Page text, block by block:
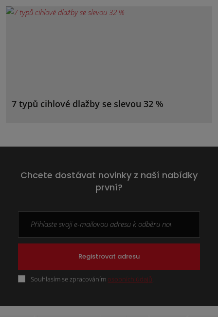
7 typů cihlové dlažby se slevou 32 %
Chcete dostávat novinky z naší nabídky
první?
Registrovat adresu
Souhlasím se zpracováním osobních údajů.